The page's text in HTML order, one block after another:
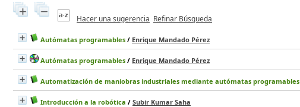
Hacer una sugerencia Refinar Búsqueda
Autómatas programables / Enrique Mandado Pérez
Autómatas programables / Enrique Mandado Pérez
Automatización de maniobras industriales mediante autómatas programables
Introducción a la robótica / Subir Kumar Saha